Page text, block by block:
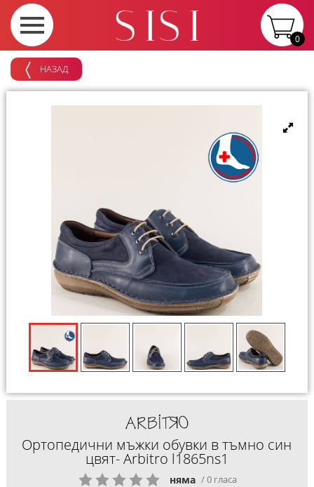
0
НАЗАД
Ортопедични мъжки обувки в тъмно син
цвят- Arbitro l1865ns1
няма / 0 гласа